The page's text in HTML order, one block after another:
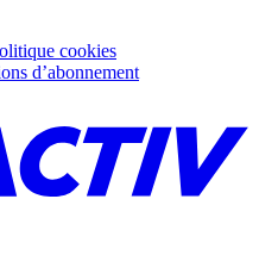
cookies
d’abonnement